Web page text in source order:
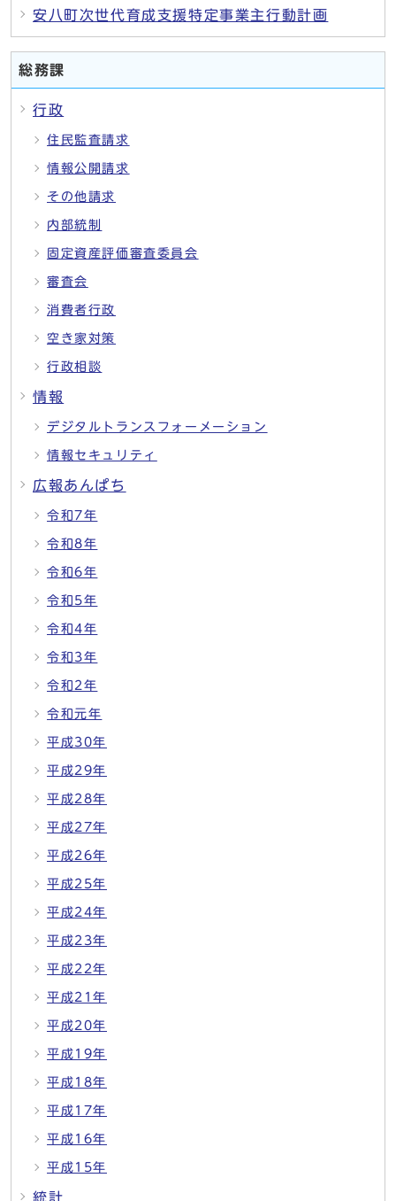
安八町次世代育成支援特定事業主行動計画
総務課
行政
住民監査請求
情報公開請求
その他請求
内部統制
固定資産評価審査委員会
審査会
消費者行政
空き家対策
行政相談
情報
デジタルトランスフォーメーション
情報セキュリティ
広報あんぱち
令和7年
令和8年
令和6年
令和5年
令和4年
令和3年
令和2年
令和元年
平成30年
平成29年
平成28年
平成27年
平成26年
平成25年
平成24年
平成23年
平成22年
平成21年
平成20年
平成19年
平成18年
平成17年
平成16年
平成15年
統計